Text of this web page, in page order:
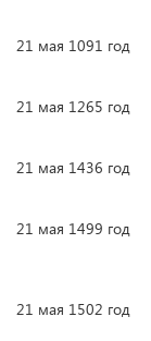
21 мая 1091 год
21 мая 1265 год
21 мая 1436 год
21 мая 1499 год
21 мая 1502 год